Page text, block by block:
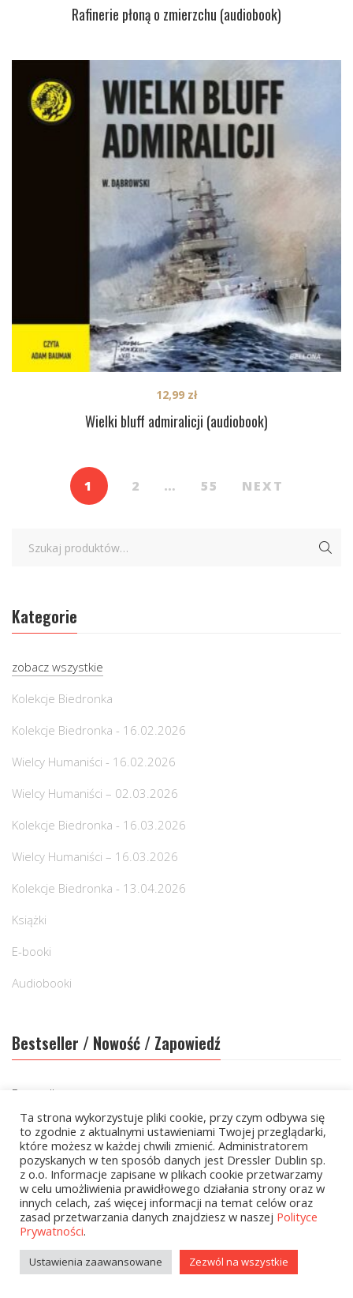
Rafinerie płoną o zmierzchu (audiobook)
Wielki bluff admiralicji (audiobook)
12,99 zł
1 2 … 55 NEXT
Kategorie
zobacz wszystkie
Kolekcje Biedronka
Kolekcje Biedronka - 16.02.2026
Wielcy Humaniści - 16.02.2026
Wielcy Humaniści – 02.03.2026
Kolekcje Biedronka - 16.03.2026
Wielcy Humaniści – 16.03.2026
Kolekcje Biedronka - 13.04.2026
Książki
E-booki
Audiobooki
Bestseller / Nowość / Zapowiedź
Bestseller
Nowość
Cena
FILTRUJ
Cena:0 zł
Ta strona wykorzystuje pliki cookie, przy czym odbywa się
to zgodnie z aktualnymi ustawieniami Twojej przeglądarki,
które możesz w każdej chwili zmienić. Administratorem
pozyskanych w ten sposób danych jest Dressler Dublin sp.
z o.o. Informacje zapisane w plikach cookie przetwarzamy
w celu umożliwienia prawidłowego działania strony oraz w
innych celach, zaś więcej informacji na temat celów oraz
zasad przetwarzania danych znajdziesz w naszej Polityce
Prywatności.
Ustawienia zaawansowane Zezwól na wszystkie